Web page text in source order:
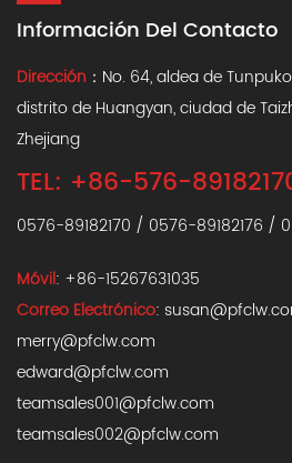
Información Del Contacto
Dirección ：No. 64, aldea de
distrito de Huangyan, ciudad de
Zhejiang
TEL: +86-576-
0576-89182170 / 0576-89182176 /
Móvil: +86-15267631035
Correo Electrónico:
merry@pfclw.com
edward@pfclw.com
teamsales001@pfclw.com
teamsales002@pfclw.com